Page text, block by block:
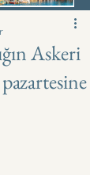
Askeri